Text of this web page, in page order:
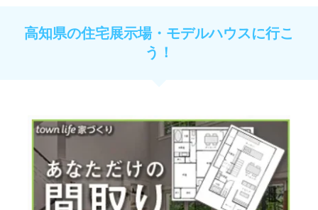
高知県の住宅展示場・モデルハウスに行こ
う！